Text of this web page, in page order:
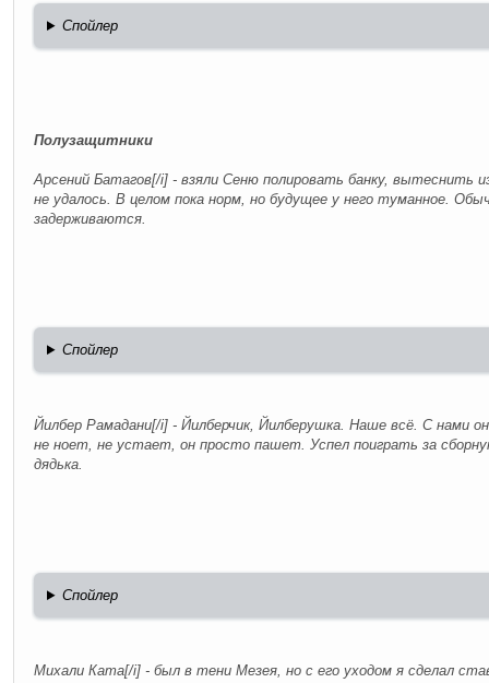
Спойлер
Полузащитники
Арсений Батагов[/i] - взяли Сеню полировать банку, вытеснить
не удалось. В целом пока норм, но будущее у него туманное.
задерживаются.
Спойлер
Йилбер Рамадани[/i] - Йилберчик, Йилберушка. Наше всё. С нами
не ноет, не устает, он просто пашет. Успел поиграть за
дядька.
Спойлер
Михали Ката[/i] - был в тени Мезея, но с его уходом я сделал